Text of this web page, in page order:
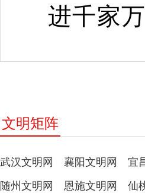
进千家万
文明矩阵
武汉文明网 襄阳文明网 宜
随州文明网
恩施文明网 仙